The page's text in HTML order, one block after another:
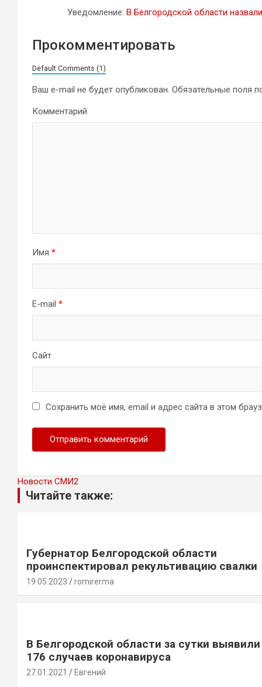
Уведомление: В Белгородской области
Прокомментировать
Default Comments (1)
Ваш e-mail не будет опубликован. Обязательные поля
Комментарий
Имя *
E-mail *
Сайт
Сохранить моё имя, email и адрес сайта в этом
Новости СМИ2
Читайте также:
Губернатор Белгородской области
проинспектировал рекультивацию свалки
19.05.2023 romirerma
В Белгородской области за сутки выявили
176 случаев коронавируса
27.01.2021 Евгений